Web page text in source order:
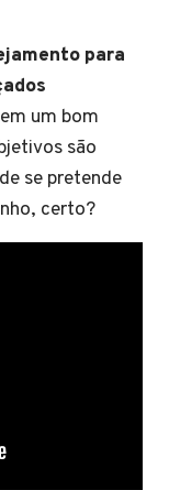
para
um bom
são
se pretende
certo?